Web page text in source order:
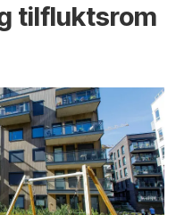
tilflukts­rom